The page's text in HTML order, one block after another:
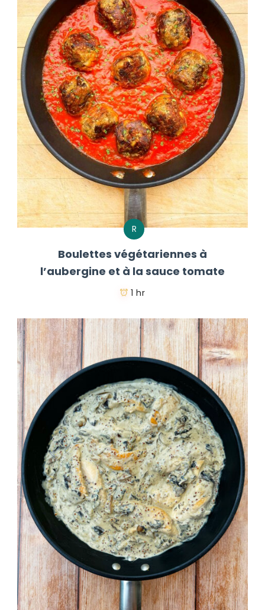
R
Boulettes végétariennes à
l’aubergine et à la sauce tomate
1 hr